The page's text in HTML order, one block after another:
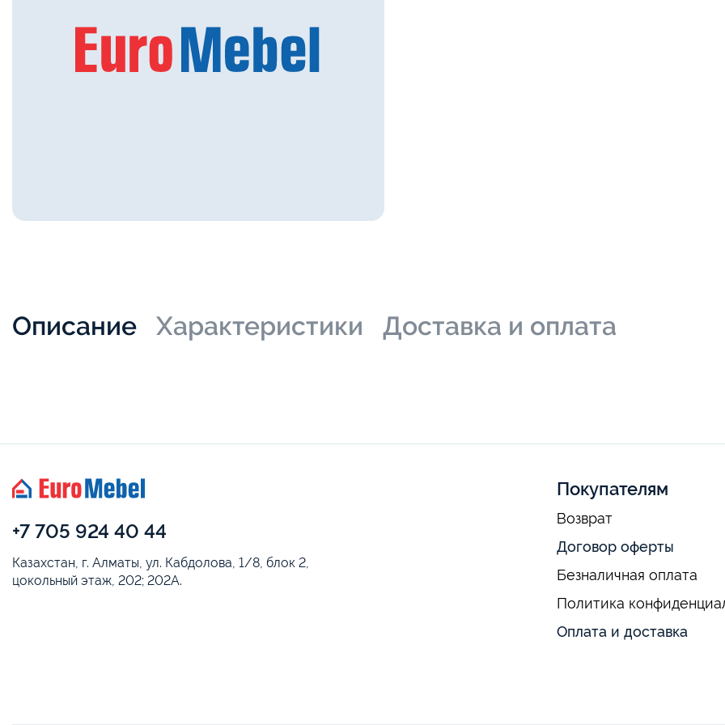
Описание Характеристики Доставка и оплата
+7 705 924 40 44
Казахстан, г. Алматы, ул. Кабдолова, 1/8, блок 2,
цокольный этаж, 202; 202А.
Покупателям
Возврат
Договор оферты
Безналичная оплата
Политика
Оплата и доставка